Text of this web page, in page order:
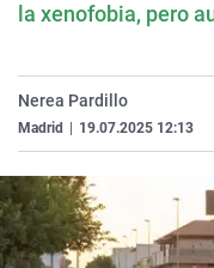
la xenofobia, pero
Nerea Pardillo
Madrid 19.07.2025 12:13